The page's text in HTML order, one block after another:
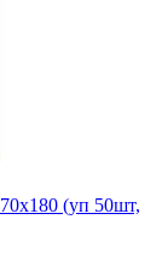
(уп 50шт,